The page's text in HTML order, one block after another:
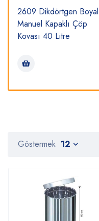
2609 Dikdörtgen
Manuel Kapaklı Çöp
Kovası 40 Litre
Göstermek 12